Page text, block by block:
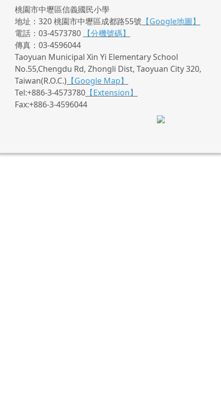
桃園市中壢區信義國民小學
地址：320 桃園市中壢區成都路55號 【Google地圖】
電話：03-4573780
【分機號碼】
傳真：03-4596044
Taoyuan Municipal Xin Yi Elementary School
No.55,Chengdu Rd, Zhongli Dist, Taoyuan City 320,
Taiwan(R.O.C.) 【Google Map】
Tel:+886-3-4573780 【Extension】
Fax:+886-3-4596044